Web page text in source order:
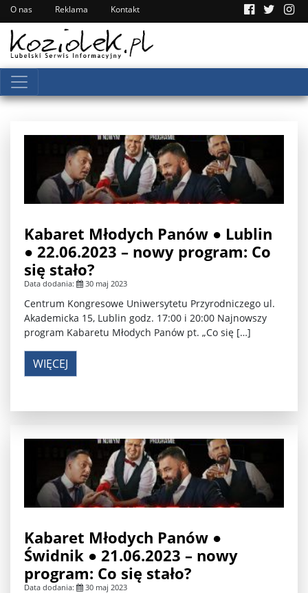
O nas Reklama Kontakt
Kabaret Młodych Panów ● Lublin
● 22.06.2023 – nowy program: Co
się stało?
Data dodania: 30 maj 2023
Centrum Kongresowe Uniwersytetu Przyrodniczego ul.
Akademicka 15, Lublin godz. 17:00 i 20:00 Najnowszy
program Kabaretu Młodych Panów pt. „Co się […]
WIĘCEJ
Kabaret Młodych Panów ●
Świdnik ● 21.06.2023 – nowy
program: Co się stało?
Data dodania: 30 maj 2023